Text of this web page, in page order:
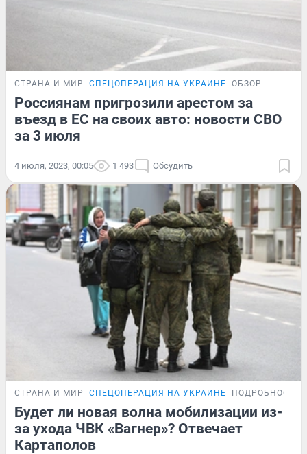
СТРАНА И МИР СПЕЦОПЕРАЦИЯ НА УКРАИНЕ ОБЗОР
Россиянам пригрозили арестом за
въезд в ЕС на своих авто: новости СВО
за 3 июля
4 июля, 2023, 00:05 1 493 Обсудить
СТРАНА И МИР СПЕЦОПЕРАЦИЯ НА УКРАИНЕ ПОДРОБНОСТИ
Будет ли новая волна мобилизации из-
за ухода ЧВК «Вагнер»? Отвечает
Картаполов